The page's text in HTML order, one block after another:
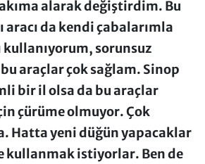
alarak değiştirdim. Bu
da kendi çabalarımla
sorunsuz
bu araçlar çok sağlam. Sinop
bir il olsa da bu araçlar
çürüme olmuyor. Çok
Hatta yeni düğün yapacaklar
kullanmak istiyorlar. Ben de